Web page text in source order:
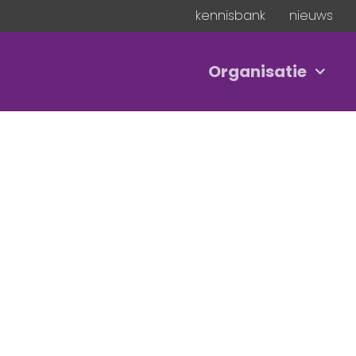
kennisbank nieuws
Organisatie